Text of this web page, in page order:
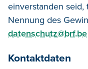
einverstanden
Nennung des
datenschutz@brf.be
Kontaktdaten